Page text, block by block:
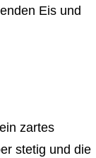
Eis und
zartes
stetig und die